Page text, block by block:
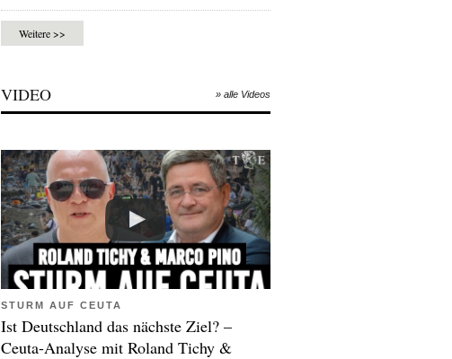
Weitere >>
VIDEO » alle Videos
STURM AUF CEUTA
Ist Deutschland das nächste Ziel? –
Ceuta-Analyse mit Roland Tichy &